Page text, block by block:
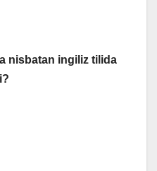
nisbatan ingiliz tilida